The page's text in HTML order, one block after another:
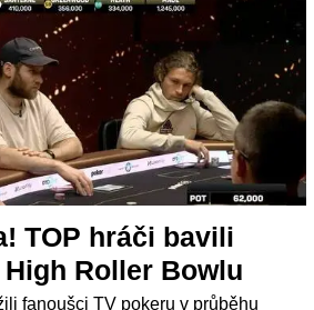
TOP hráči bavili
Roller Bowlu
fanoušci TV pokeru v průběhu